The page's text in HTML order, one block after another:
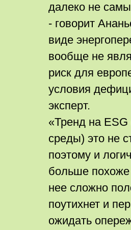
далеко не
- говорит
виде
вообще не
риск для
условия
эксперт.
«Тренд на
среды) это не
поэтому и
больше
нее сложно
поутихнет и
ожидать